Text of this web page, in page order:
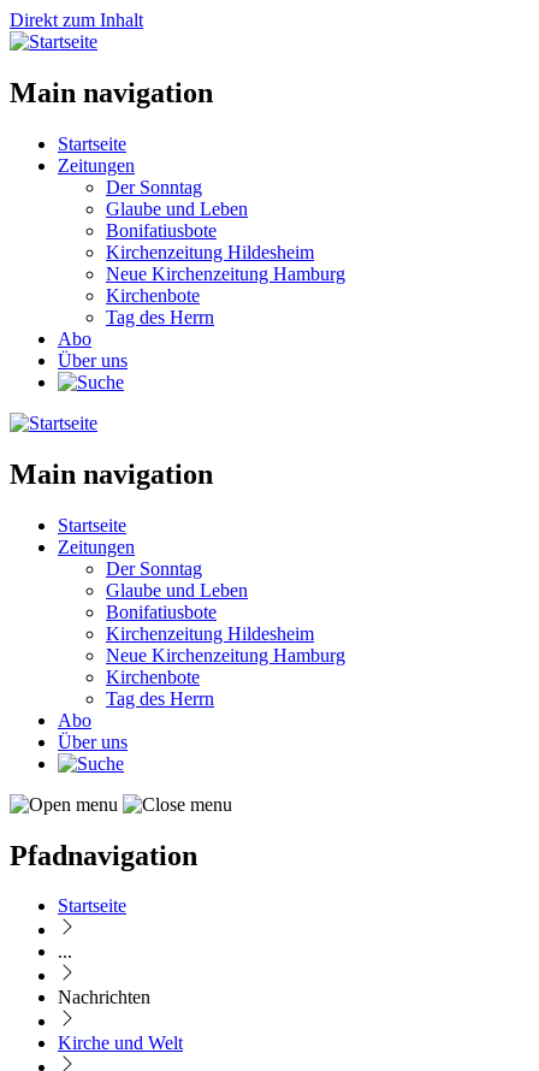
Direkt zum Inhalt
Main navigation
Startseite
Zeitungen
Der Sonntag
Glaube und Leben
Bonifatiusbote
Kirchenzeitung Hildesheim
Neue Kirchenzeitung Hamburg
Kirchenbote
Tag des Herrn
Abo
Über uns
Main navigation
Startseite
Zeitungen
Der Sonntag
Glaube und Leben
Bonifatiusbote
Kirchenzeitung Hildesheim
Neue Kirchenzeitung Hamburg
Kirchenbote
Tag des Herrn
Abo
Über uns
Pfadnavigation
Startseite
...
Nachrichten
Kirche und Welt